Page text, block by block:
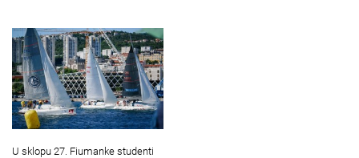
U sklopu 27. Fiumanke studenti